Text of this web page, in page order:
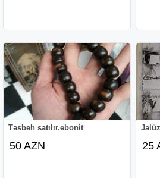
Təsbeh satılır.ebonit
50 AZN 25